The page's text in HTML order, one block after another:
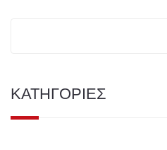
ΚΑΤΗΓΟΡΙΕΣ